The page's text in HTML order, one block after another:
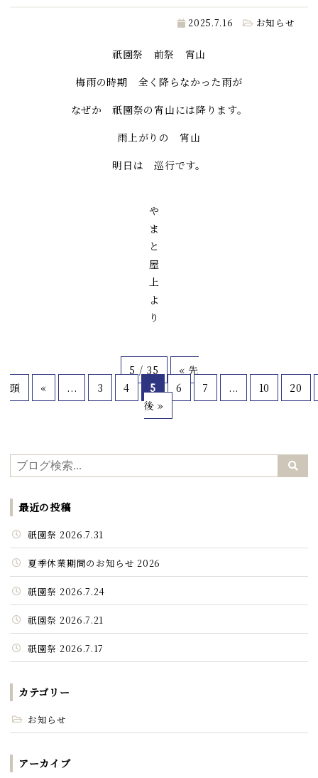
2025.7.16 お知らせ
祇園祭 前祭 宵山
梅雨の時期 全く降らなかった雨が
なぜか 祇園祭の宵山には降ります。
雨上がりの 宵山
明日は 巡行です。
や
ま
と
屋
上
よ
り
5 / 35
« 先
頭
« ... 3 4 5 6 7 ... 10
20
後 »
最近の投稿
祇園祭 2026.7.31
夏季休業期間のお知らせ 2026
祇園祭 2026.7.24
祇園祭 2026.7.21
祇園祭 2026.7.17
カテゴリー
お知らせ
アーカイブ